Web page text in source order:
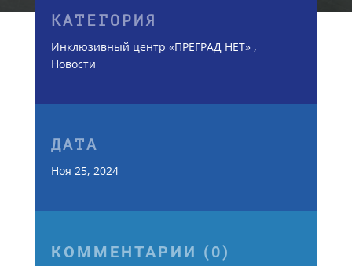
КАТЕГОРИЯ
Инклюзивный центр «ПРЕГРАД НЕТ»,
Новости
ДАТА
Ноя 25, 2024
КОММЕНТАРИИ (0)